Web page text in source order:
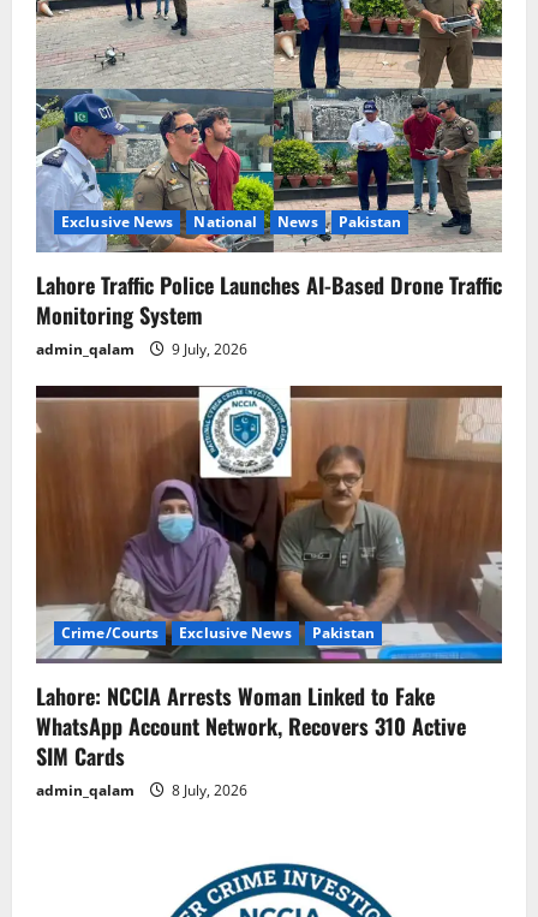
Exclusive News National News Pakistan
Lahore Traffic Police Launches AI-Based Drone Traffic
Monitoring System
admin_qalam 9 July, 2026
Crime/Courts Exclusive News Pakistan
Lahore: NCCIA Arrests Woman Linked to Fake
WhatsApp Account Network, Recovers 310 Active
SIM Cards
admin_qalam 8 July, 2026